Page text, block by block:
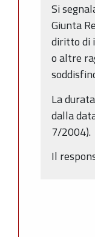
Si
Giunta
diritto di
o altre
La
dalla
7/2004).
Il